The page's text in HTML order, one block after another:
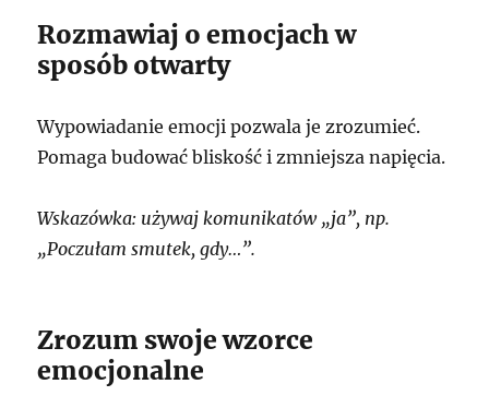
Rozmawiaj o emocjach w
sposób otwarty
Wypowiadanie emocji pozwala je zrozumieć.
Pomaga budować bliskość i zmniejsza napięcia.
Wskazówka: używaj komunikatów „ja”, np.
„Poczułam smutek, gdy…”.
Zrozum swoje wzorce
emocjonalne